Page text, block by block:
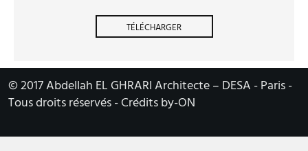
TÉLÉCHARGER
© 2017 Abdellah EL GHRARI Architecte – DESA - Paris -
Tous droits réservés - Crédits by-ON